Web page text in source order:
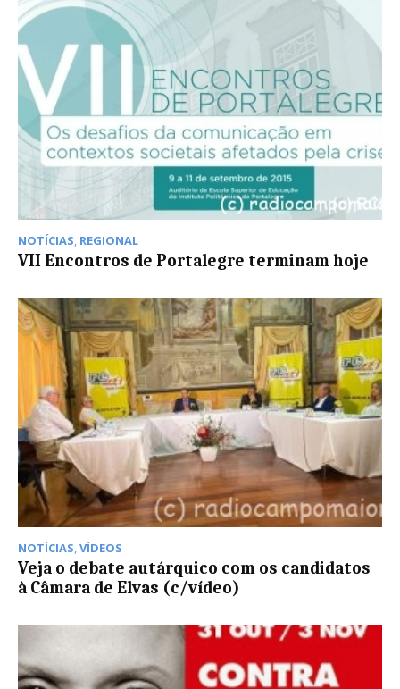
NOTÍCIAS, REGIONAL
VII Encontros de Portalegre terminam hoje
NOTÍCIAS,VÍDEOS
Veja o debate autárquico com os candidatos
à Câmara de Elvas (c/vídeo)